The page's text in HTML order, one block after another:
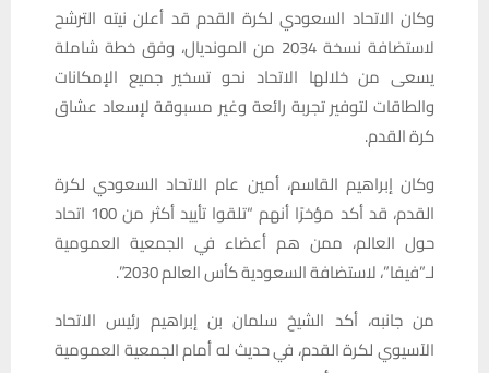
وكان الاتحاد السعودي لكرة القدم قد أعلن نيته الترشح
لاستضافة نسخة 2034 من المونديال، وفق خطة شاملة
يسعى من خلالها الاتحاد نحو تسخير جميع الإمكانات
والطاقات لتوفير تجربة رائعة وغير مسبوقة لإسعاد عشاق
كرة القدم.
وكان إبراهيم القاسم، أمين عام الاتحاد السعودي لكرة
القدم، قد أكد مؤخرًا أنهم “تلقوا تأييد أكثر من 100 اتحاد
حول العالم، ممن هم أعضاء في الجمعية العمومية
لـ”فيفا”، لاستضافة السعودية كأس العالم 2030”.
من جانبه، أكد الشيخ سلمان بن إبراهيم رئيس الاتحاد
الآسيوي لكرة القدم، في حديث له أمام الجمعية العمومية